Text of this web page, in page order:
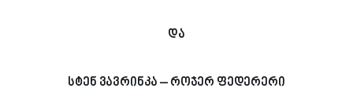
და
სტენ ვავრინკა – როჯერ ფედერერი